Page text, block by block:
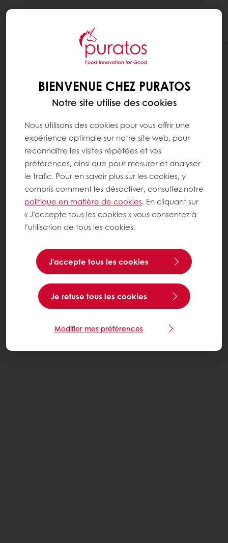
CÉRÉALESBIENVENUE CHEZ PURATOS
Notre site utilise des cookies
Nous utilisons des cookies pour vous offrir une
expérience optimale sur notre site web, pour
reconnaître les visites répétées et vos
préférences, ainsi que pour mesurer et analyser
le trafic. Pour en savoir plus sur les cookies, y
compris comment les désactiver, consultez notre
politique en matière de cookies. En cliquant sur
« J’accepte tous les cookies » vous consentez à
l’utilisation de tous les cookies.
J’accepte tous les cookies
Je refuse tous les cookies
Modifier mes préférences